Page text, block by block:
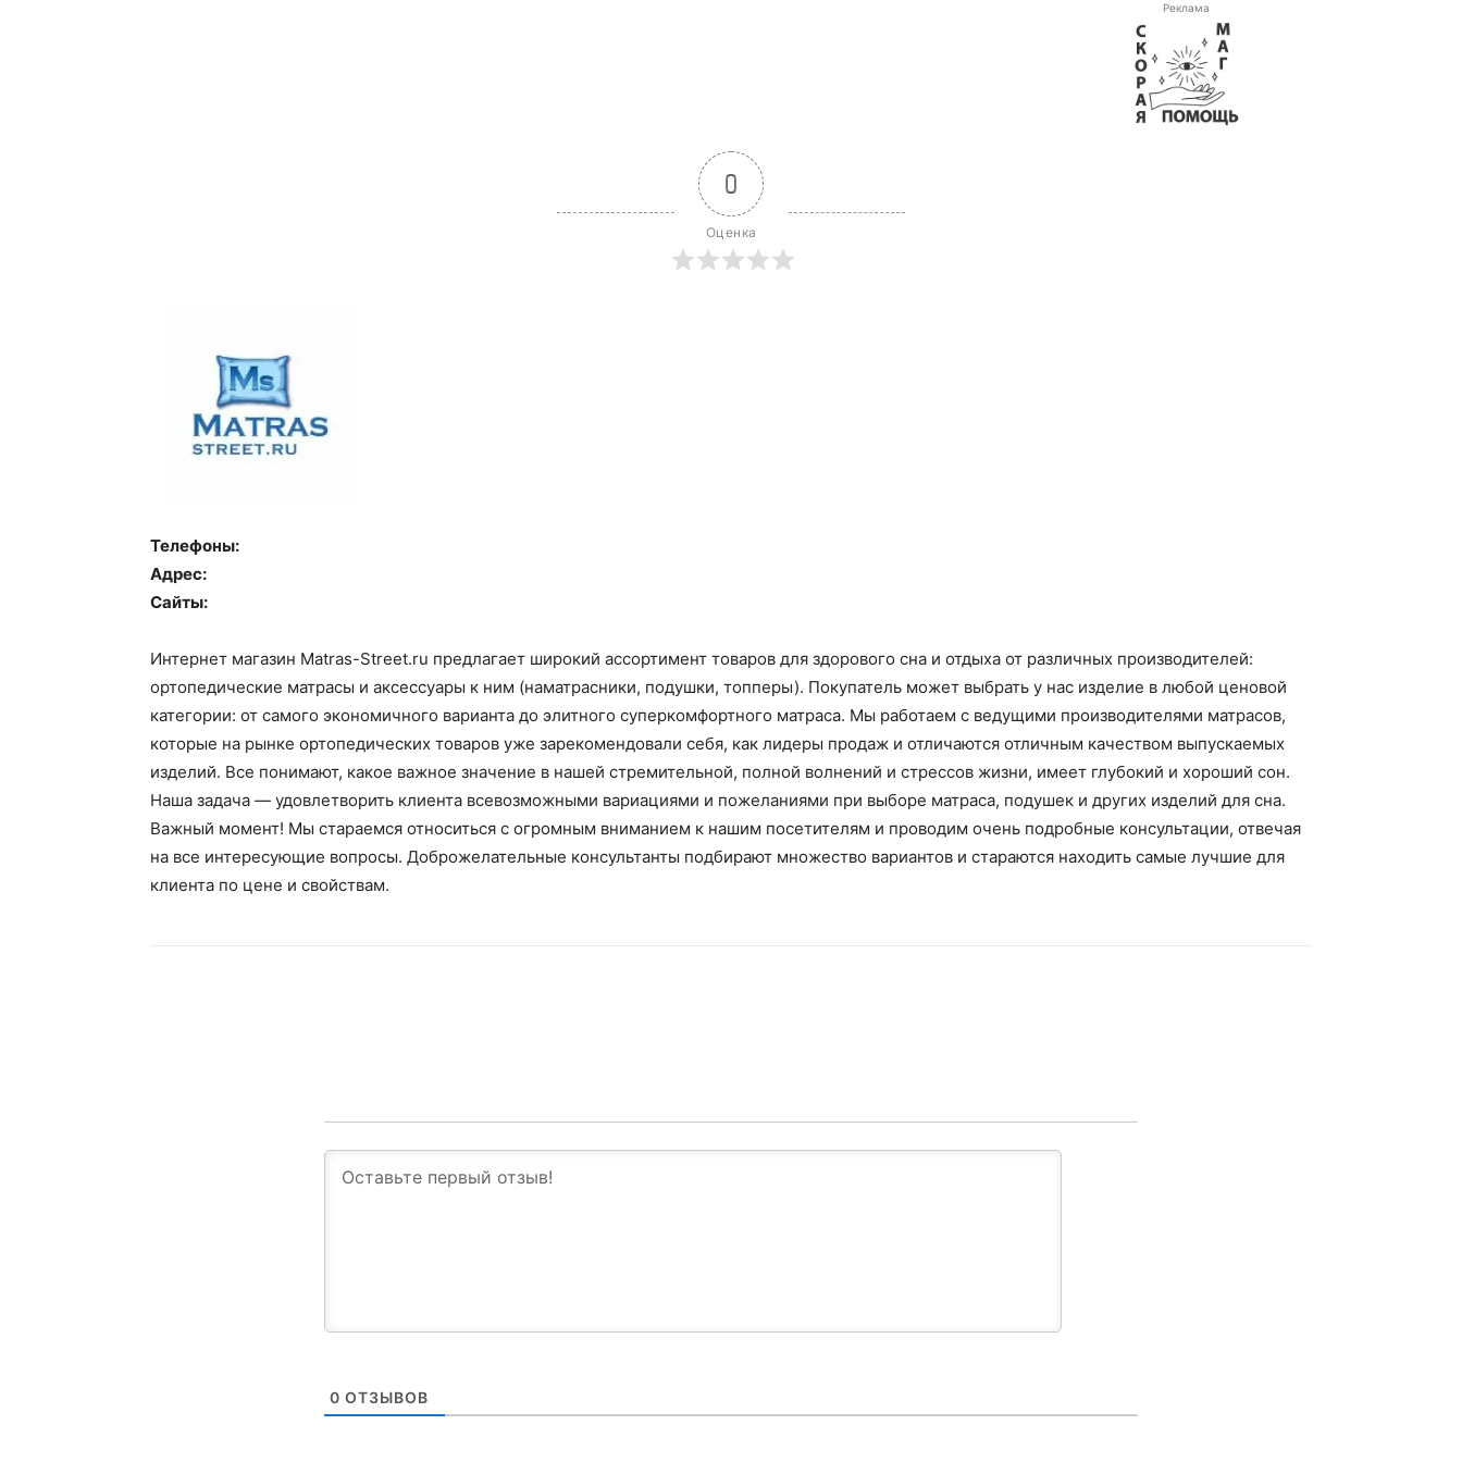
Реклама
0
Оценка
Телефоны:
Адрес:
Сайты:
Интернет магазин Matras-Street.ru предлагает широкий ассортимент товаров для здорового сна и отдыха от различных производителей:
ортопедические матрасы и аксессуары к ним (наматрасники, подушки, топперы). Покупатель может выбрать у нас изделие в любой ценовой
категории: от самого экономичного варианта до элитного суперкомфортного матраса. Мы работаем с ведущими производителями матрасов,
которые на рынке ортопедических товаров уже зарекомендовали себя, как лидеры продаж и отличаются отличным качеством выпускаемых
изделий. Все понимают, какое важное значение в нашей стремительной, полной волнений и стрессов жизни, имеет глубокий и хороший сон.
Наша задача — удовлетворить клиента всевозможными вариациями и пожеланиями при выборе матраса, подушек и других изделий для сна.
Важный момент! Мы стараемся относиться с огромным вниманием к нашим посетителям и проводим очень подробные консультации, отвечая
на все интересующие вопросы. Доброжелательные консультанты подбирают множество вариантов и стараются находить самые лучшие для
клиента по цене и свойствам.
0 ОТЗЫВОВ